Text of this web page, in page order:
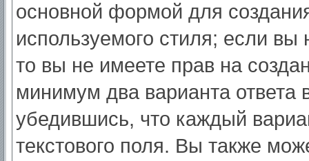
основной формой для
используемого стиля; если
то вы не имеете прав на
минимум два варианта ответа
убедившись, что каждый
текстового поля. Вы также